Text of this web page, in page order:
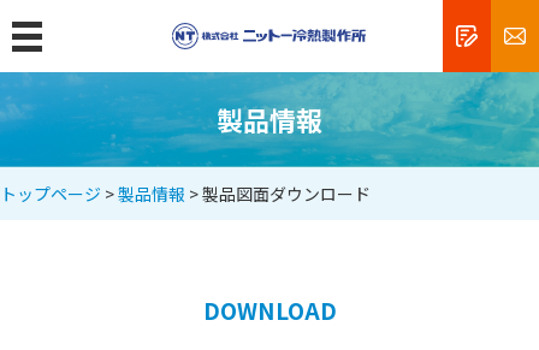
トップ
製品情報
クリーンルームの規格と清浄度
製品情報
トップページ >製品情報 > 製品図面ダウンロード
DOWNLOAD